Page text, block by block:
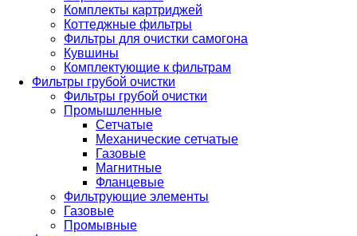
Комплекты картриджей
Коттеджные фильтры
Фильтры для очистки самогона
Кувшины
Комплектующие к фильтрам
Фильтры грубой очистки
Фильтры грубой очистки
Промышленные
Сетчатые
Механические сетчатые
Газовые
Магнитные
Фланцевые
Фильтрующие элементы
Газовые
Промывные